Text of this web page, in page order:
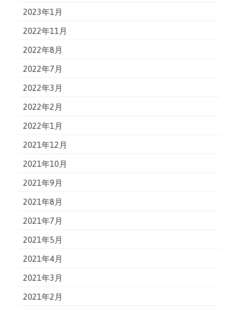
2023年1月
2022年11月
2022年8月
2022年7月
2022年3月
2022年2月
2022年1月
2021年12月
2021年10月
2021年9月
2021年8月
2021年7月
2021年5月
2021年4月
2021年3月
2021年2月